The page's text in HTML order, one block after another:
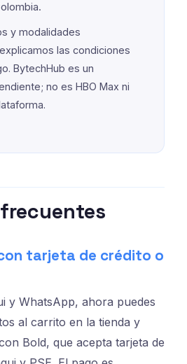
y modalidades
las condiciones
BytechHub es un
no es HBO Max ni
tarjeta de crédito o
y WhatsApp, ahora puedes
al carrito en la tienda y
Bold, que acepta tarjeta de